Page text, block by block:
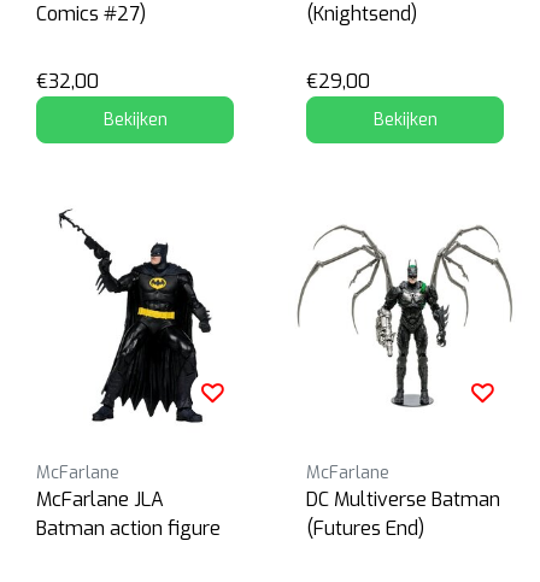
Comics #27)
€32,00
Bekijken
(Knightsend)
€29,00
Bekijken
McFarlane
McFarlane JLA
Batman action figure
McFarlane
DC Multiverse Batman
(Futures End)